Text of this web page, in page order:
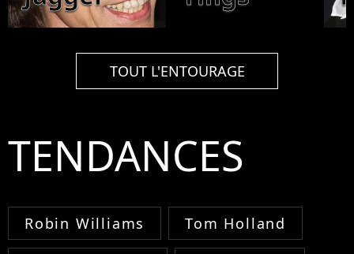
TOUT L'ENTOURAGE
TENDANCES
Robin Williams Tom Holland